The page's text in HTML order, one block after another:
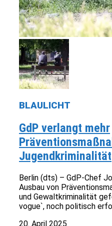
BLAULICHT
GdP verlangt mehr
Jugendkriminalität
Berlin (dts) – GdP-Chef
Ausbau von
und Gewaltkriminalität
vogue`, noch politisch
20. April 2025